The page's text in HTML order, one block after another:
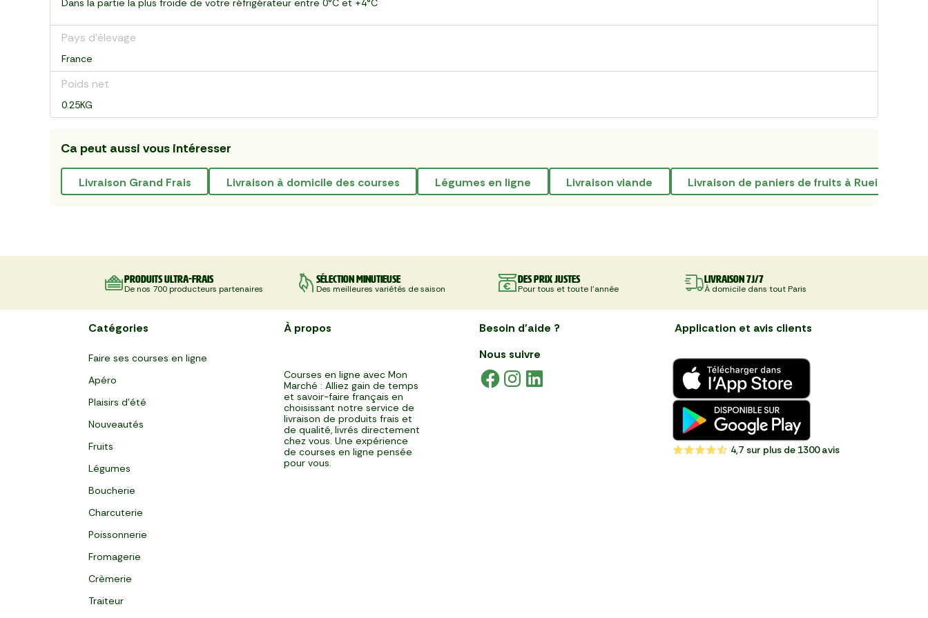
Dans la partie la plus froide de votre réfrigérateur entre 0°C et +4°C
Pays d’élevage
France
Poids net
0.25KG
Ca peut aussi vous intéresser
livraison Grand Frais livraison à domicile des courses légumes en ligne livraison viande Livraison de paniers de fruits à Rueil-
Produits ultra-frais
De nos 700 producteurs partenaires
Sélection minutieuse
Des meilleures variétés de saison
Des prix justes
Pour tous et toute l'année
Livraison 7J/7
À domicile dans tout Paris
Catégories
Faire ses courses en ligne
Apéro
Plaisirs d'été
Nouveautés
Fruits
Légumes
Boucherie
Charcuterie
Poissonnerie
Fromagerie
Crèmerie
Traiteur
À propos
Courses en ligne avec Mon
Marché : Alliez gain de temps
et savoir-faire français en
choisissant notre service de
livraison de produits frais et
de qualité, livrés directement
chez vous. Une expérience
de courses en ligne pensée
pour vous.
Besoin d'aide ?
Nous suivre
Application et avis clients
4,7 sur plus de 1300 avis